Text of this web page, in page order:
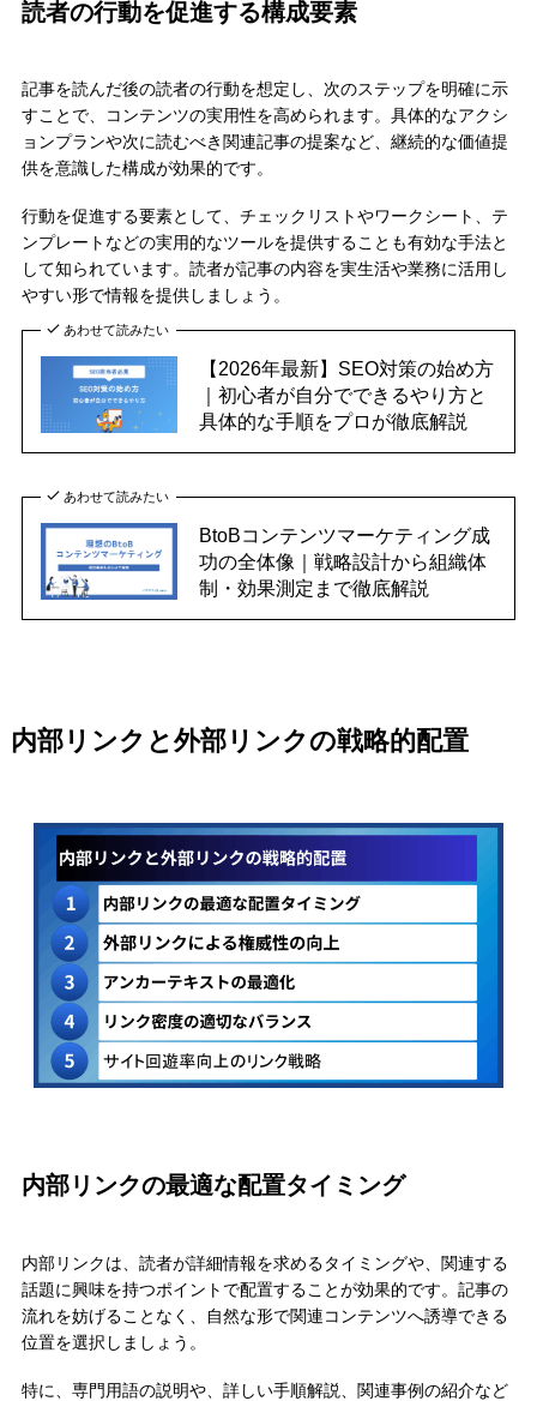
読者の行動を促進する構成要素
記事を読んだ後の読者の行動を想定し、次のステップを明確に示
すことで、コンテンツの実用性を高められます。具体的なアクシ
ョンプランや次に読むべき関連記事の提案など、継続的な価値提
供を意識した構成が効果的です。
行動を促進する要素として、チェックリストやワークシート、テ
ンプレートなどの実用的なツールを提供することも有効な手法と
して知られています。読者が記事の内容を実生活や業務に活用し
やすい形で情報を提供しましょう。
あわせて読みたい
【2026年最新】SEO対策の始め方
｜初心者が自分でできるやり方と
具体的な手順をプロが徹底解説
あわせて読みたい
BtoBコンテンツマーケティング成
功の全体像｜戦略設計から組織体
制・効果測定まで徹底解説
内部リンクと外部リンクの戦略的配置
内部リンクの最適な配置タイミング
内部リンクは、読者が詳細情報を求めるタイミングや、関連する
話題に興味を持つポイントで配置することが効果的です。記事の
流れを妨げることなく、自然な形で関連コンテンツへ誘導できる
位置を選択しましょう。
特に、専門用語の説明や、詳しい手順解説、関連事例の紹介など